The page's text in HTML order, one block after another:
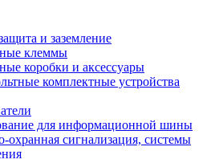
и заземление
клеммы
коробки и аксессуары
комплектные устройства
для информационной шины
охранная сигнализация, системы